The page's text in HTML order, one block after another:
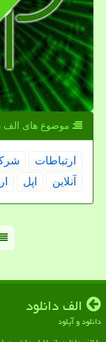
موضوع های الف
ارتباطات
آنلاین
اپل
الف دانلود
دانلود و آپلود